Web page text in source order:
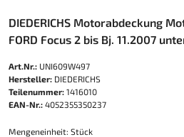
DIEDERICHS Motorabdeckung
FORD Focus 2 bis Bj. 11.2007
Art.Nr.: UNI609W497
Hersteller: DIEDERICHS
Teilenummer: 1416010
EAN-Nr.: 4052355350237
Mengeneinheit: Stück